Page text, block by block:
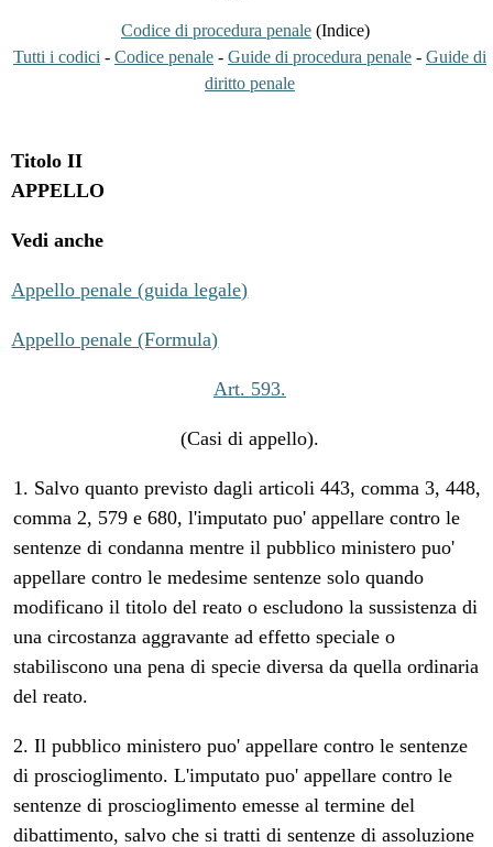
Codice di procedura penale (Indice)
Tutti i codici - Codice penale - Guide di procedura penale - Guide di
diritto penale
Titolo II
APPELLO
Vedi anche
Appello penale (guida legale)
Appello penale (Formula)
Art. 593.
(Casi di appello).
1. Salvo quanto previsto dagli articoli 443, comma 3, 448,
comma 2, 579 e 680, l'imputato puo' appellare contro le
sentenze di condanna mentre il pubblico ministero puo'
appellare contro le medesime sentenze solo quando
modificano il titolo del reato o escludono la sussistenza di
una circostanza aggravante ad effetto speciale o
stabiliscono una pena di specie diversa da quella ordinaria
del reato.
2. Il pubblico ministero puo' appellare contro le sentenze
di proscioglimento. L'imputato puo' appellare contro le
sentenze di proscioglimento emesse al termine del
dibattimento, salvo che si tratti di sentenze di assoluzione